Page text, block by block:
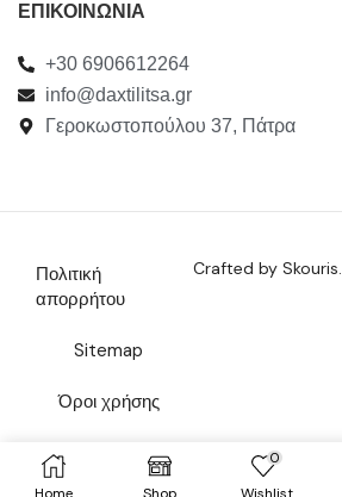
0
ΕΠΙΚΟΙΝΩΝΙΑ
+30 6906612264
info@daxtilitsa.gr
Γεροκωστοπούλου 37, Πάτρα
Πολιτική
απορρήτου
Sitemap
Όροι χρήσης
Επικοινωνία
Crafted by Skouris.